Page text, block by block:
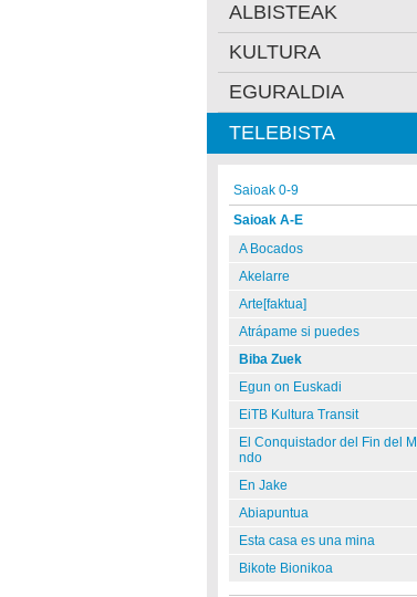
ALBISTEAK
KULTURA
EGURALDIA
TELEBISTA
Saioak 0-9
Saioak A-E
A Bocados
Akelarre
Arte[faktua]
Atrápame si puedes
Biba Zuek
Egun on Euskadi
EiTB Kultura Transit
El Conquistador del Fin del
ndo
En Jake
Abiapuntua
Esta casa es una mina
Bikote Bionikoa